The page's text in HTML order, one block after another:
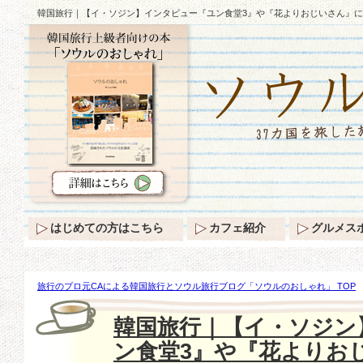
韓国旅行｜【イ・ソジン】インタビュー『ユン食堂3』や『花よりおじいさん』
旅行のプロ元CAによる韓国旅行とソウル旅行ブログ「ソウルのおしゃれ」 TOP
【イ・ソジン】インタビュー『ユン食堂3』や『花よりおじいさん』について語
韓国旅行｜【イ・ソジ
ン食堂3』や『花よりお
はじめての方はこちら カフェ紹介 グルメス